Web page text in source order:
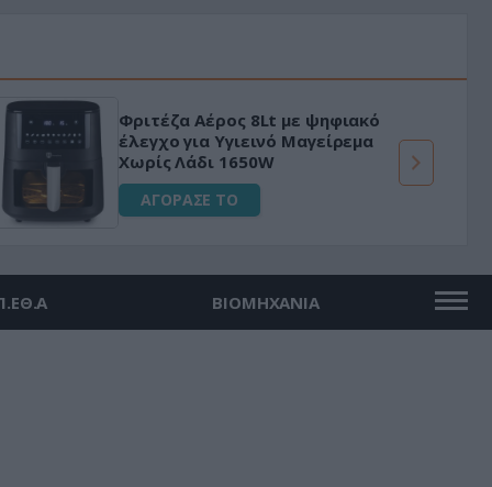
Φριτέζα Αέρος 8Lt με ψηφιακό
έλεγχο για Υγιεινό Μαγείρεμα
Χωρίς Λάδι 1650W
ΑΓΟΡΑΣΕ ΤΟ
ΒΙΟΜΗΧΑΝΙΑ